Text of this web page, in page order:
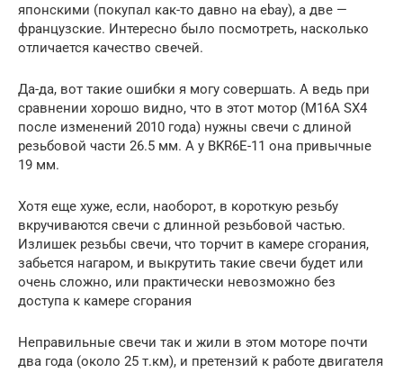
японскими (покупал как-то давно на ebay), а две —
французские. Интересно было посмотреть, насколько
отличается качество свечей.
Да-да, вот такие ошибки я могу совершать. А ведь при
сравнении хорошо видно, что в этот мотор (M16A SX4
после изменений 2010 года) нужны свечи с длиной
резьбовой части 26.5 мм. А у BKR6E-11 она привычные
19 мм.
Хотя еще хуже, если, наоборот, в короткую резьбу
вкручиваются свечи с длинной резьбовой частью.
Излишек резьбы свечи, что торчит в камере сгорания,
забьется нагаром, и выкрутить такие свечи будет или
очень сложно, или практически невозможно без
доступа к камере сгорания
Неправильные свечи так и жили в этом моторе почти
два года (около 25 т.км), и претензий к работе двигателя